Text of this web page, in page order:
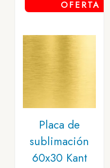
OFERTA
Placa de
sublimación
60x30 Kant